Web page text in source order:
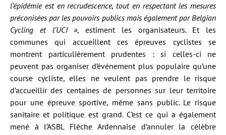
l’épidémie est en recrudescence, tout en respectant les mesures
préconisées par les pouvoirs publics mais également par Belgian
Cycling et l’UCI », estiment les organisateurs. Et les
communes qui accueillent ces épreuves cyclistes se
montrent particulièrement prudentes : si celles-ci ne
peuvent pas organiser d’événement plus populaire qu’une
course cycliste, elles ne veulent pas prendre le risque
d’accueillir des centaines de personnes sur leur territoire
pour une épreuve sportive, même sans public. Le risque
sanitaire et politique est grand. C’est ce qui a également
mené à l’ASBL Flèche Ardennaise d’annuler la célèbre